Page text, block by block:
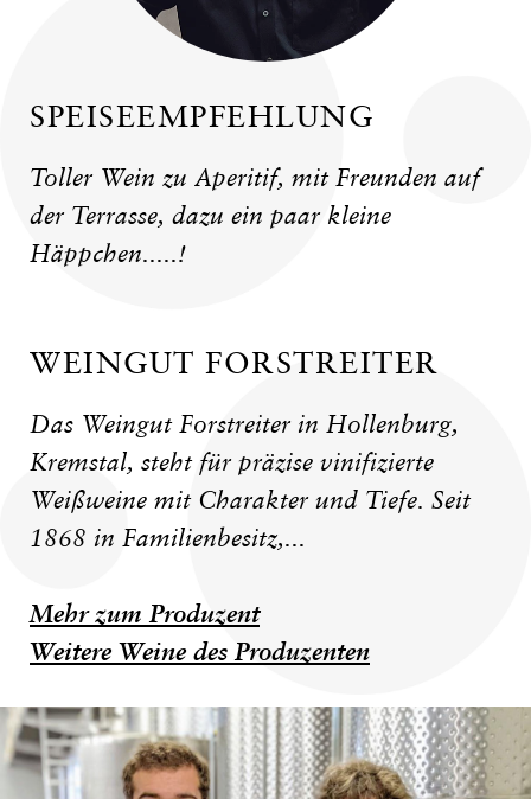
SPEISEEMPFEHLUNG
Toller Wein zu Aperitif, mit Freunden auf
der Terrasse, dazu ein paar kleine
Häppchen.....!
WEINGUT FORSTREITER
Das Weingut Forstreiter in Hollenburg,
Kremstal, steht für präzise vinifizierte
Weißweine mit Charakter und Tiefe. Seit
1868 in Familienbesitz,...
Mehr zum Produzent
Weitere Weine des Produzenten